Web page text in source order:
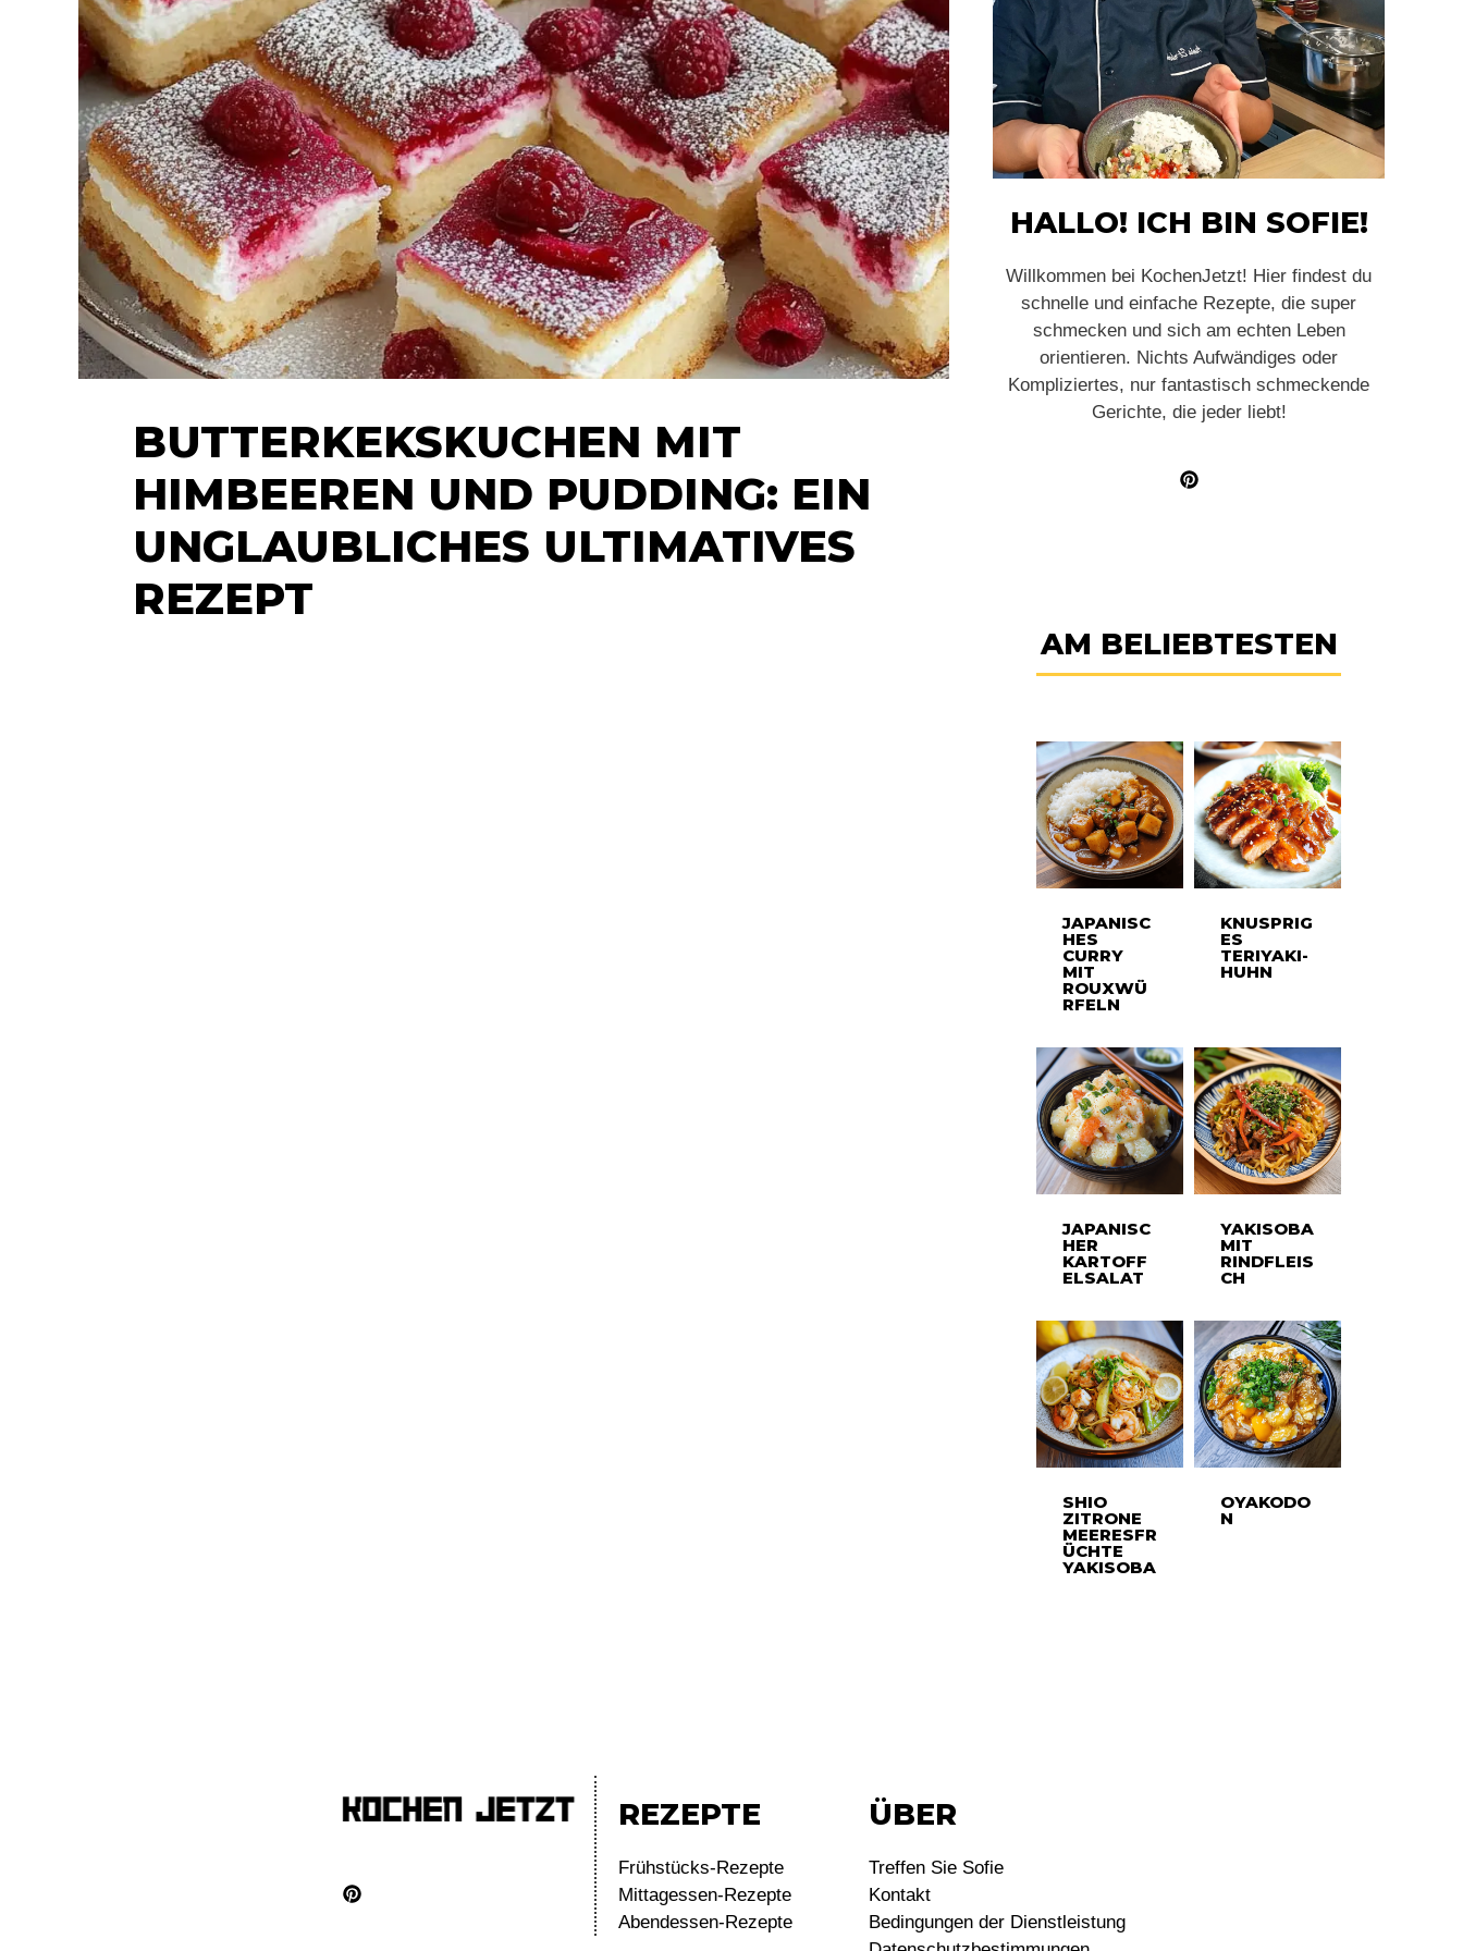
BUTTERKEKSKUCHEN MIT
HIMBEEREN UND PUDDING: EIN
UNGLAUBLICHES ULTIMATIVES
REZEPT
HALLO! ICH BIN SOFIE!
Willkommen bei KochenJetzt! Hier findest du
schnelle und einfache Rezepte, die super
schmecken und sich am echten Leben
orientieren. Nichts Aufwändiges oder
Kompliziertes, nur fantastisch schmeckende
Gerichte, die jeder liebt!
AM BELIEBTESTEN
JAPANISC
HES
CURRY
MIT
ROUXWÜ
RFELN
KNUSPRIG
ES
TERIYAKI-
HUHN
JAPANISC
HER
KARTOFF
ELSALAT
YAKISOBA
MIT
RINDFLEIS
CH
SHIO
ZITRONE
MEERESFR
ÜCHTE
YAKISOBA
OYAKODO
N
REZEPTE
Frühstücks-Rezepte
Mittagessen-Rezepte
Abendessen-Rezepte
ÜBER
Treffen Sie Sofie
Kontakt
Bedingungen der Dienstleistung